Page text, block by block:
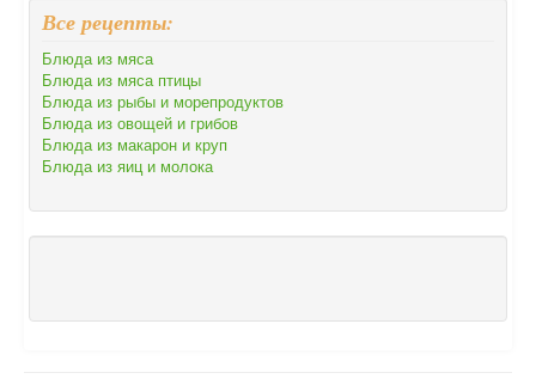
Все рецепты:
Блюда из мяса
Блюда из мяса птицы
Блюда из рыбы и морепродуктов
Блюда из овощей и грибов
Блюда из макарон и круп
Блюда из яиц и молока